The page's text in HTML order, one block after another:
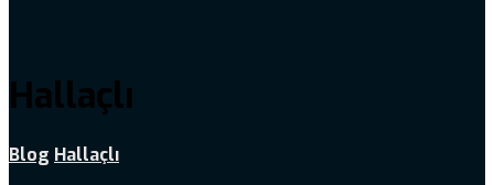
Hallaçlı
Blog Hallaçlı